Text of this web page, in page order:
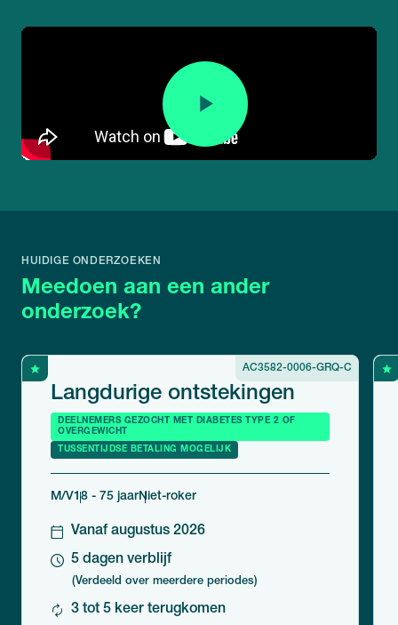
HUIDIGE ONDERZOEKEN
Meedoen aan een ander
onderzoek?
AC3582-0006-GRQ-C
Langdurige ontstekingen
DEELNEMERS GEZOCHT MET DIABETES TYPE 2 OF
OVERGEWICHT
TUSSENTIJDSE BETALING MOGELIJK
M/V18 - 75 jaarNiet-roker
Vanaf augustus 2026
5 dagen verblijf
(Verdeeld over meerdere periodes)
3 tot 5 keer terugkomen